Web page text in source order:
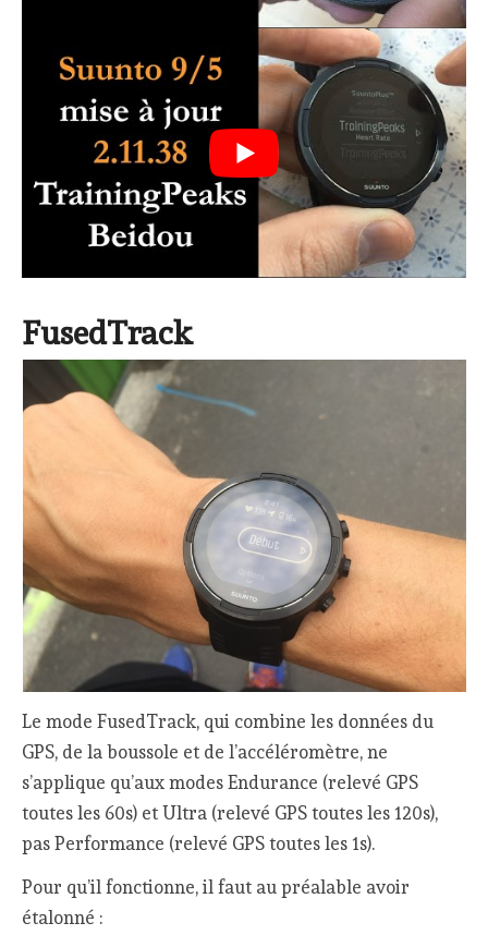
FusedTrack
Le mode FusedTrack, qui combine les données du
GPS, de la boussole et de l’accéléromètre, ne
s’applique qu’aux modes Endurance (relevé GPS
toutes les 60s) et Ultra (relevé GPS toutes les 120s),
pas Performance (relevé GPS toutes les 1s).
Pour qu’il fonctionne, il faut au préalable avoir
étalonné :